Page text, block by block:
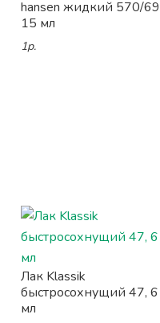
hansen жидкий 570/
15 мл
1р.
Лак Klassik
быстросохнущий 47, 6
мл